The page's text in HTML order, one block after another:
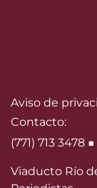
Aviso de
Contacto:
(771) 713 3478
Viaducto Río